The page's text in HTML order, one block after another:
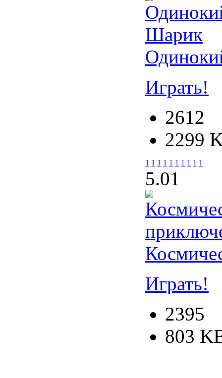
Играть!
2612
2299
1 1 1 1 1 1 1 1 1 1
5.01
Играть!
2395
803